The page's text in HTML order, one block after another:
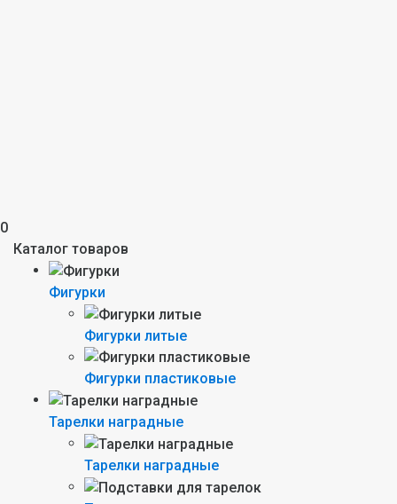
0
Каталог товаров
Фигурки
Фигурки литые
Фигурки пластиковые
Тарелки наградные
Тарелки наградные